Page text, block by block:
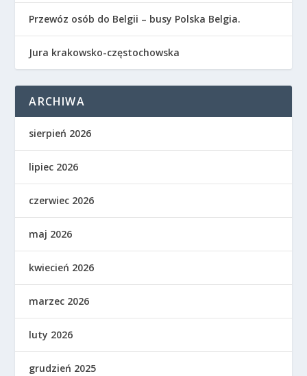
Przewóz osób do Belgii – busy Polska Belgia.
Jura krakowsko-częstochowska
ARCHIWA
sierpień 2026
lipiec 2026
czerwiec 2026
maj 2026
kwiecień 2026
marzec 2026
luty 2026
grudzień 2025